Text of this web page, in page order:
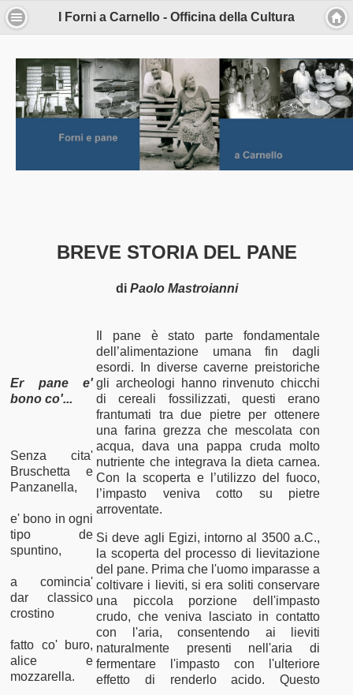
Informativa
Questo sito o gli strumenti terzi da questo
utilizzati si avvalgono di cookie necessari al
funzionamento ed utili alle finalità illustrate
nella cookie policy. Se vuoi saperne di più o
negare il consenso a tutti o ad alcuni cookie,
I Forni a Carnello - Officina della Cultura
BREVE STORIA DEL PANE
di Paolo Mastroianni
Er pane e'
bono co'...
Senza cita'
Bruschetta e
Panzanella,
e' bono in ogni
tipo de
spuntino,
a comincia'
dar classico
crostino
fatto co' buro,
alice e
mozzarella.
Il pane è stato parte fondamentale
dell’alimentazione umana fin dagli
esordi. In diverse caverne preistoriche
gli archeologi hanno rinvenuto chicchi
di cereali fossilizzati, questi erano
frantumati tra due pietre per ottenere
una farina grezza che mescolata con
acqua, dava una pappa cruda molto
nutriente che integrava la dieta carnea.
Con la scoperta e l’utilizzo del fuoco,
l’impasto veniva cotto su pietre
arroventate.
Si deve agli Egizi, intorno al 3500 a.C.,
la scoperta del processo di lievitazione
del pane. Prima che l'uomo imparasse a
coltivare i lieviti, si era soliti conservare
una piccola porzione dell'impasto
crudo, che veniva lasciato in contatto
con l'aria, consentendo ai lieviti
naturalmente presenti nell'aria di
fermentare l'impasto con l'ulteriore
effetto di renderlo acido. Questo